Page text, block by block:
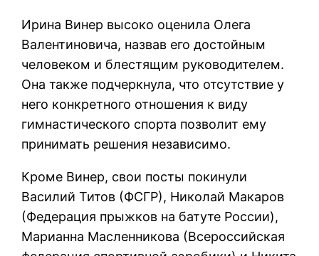
Ирина Винер высоко оценила Олега
Валентиновича, назвав его достойным
человеком и блестящим руководителем.
Она также подчеркнула, что отсутствие у
него конкретного отношения к виду
гимнастического спорта позволит ему
принимать решения независимо.
Кроме Винер, свои посты покинули
Василий Титов (ФСГР), Николай Макаров
(Федерация прыжков на батуте России),
Марианна Масленникова (Всероссийская